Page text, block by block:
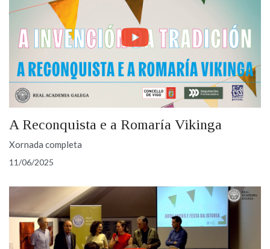
A Reconquista e a Romaría Vikinga
Xornada completa
11/06/2025